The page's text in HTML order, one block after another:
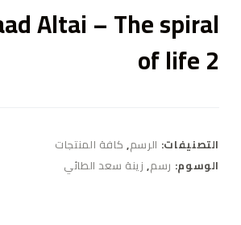
Altai – The spiral
of life 2
التصنيفات: الرسم, كافة المنتجات
الوسوم: رسم, زينة سعد الطائي